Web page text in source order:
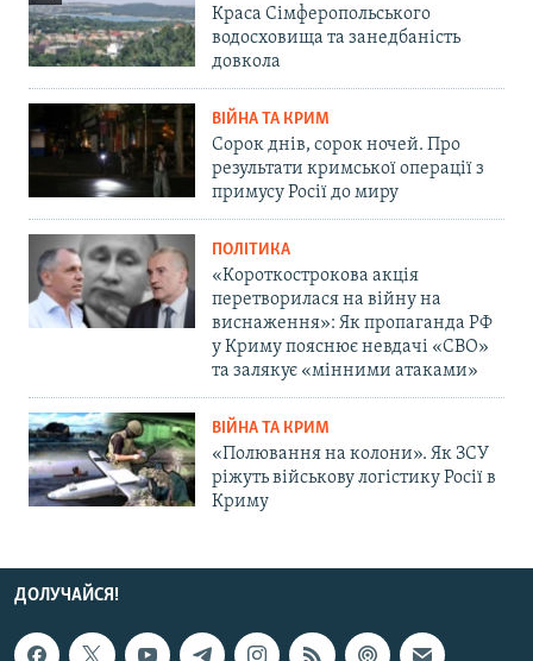
Краса Сімферопольського
водосховища та занедбаність
довкола
ВІЙНА ТА КРИМ
Сорок днів, сорок ночей. Про
результати кримської операції з
примусу Росії до миру
ПОЛІТИКА
«Короткострокова акція
перетворилася на війну на
виснаження»: Як пропаганда РФ
у Криму пояснює невдачі «СВО»
та залякує «мінними атаками»
ВІЙНА ТА КРИМ
«Полювання на колони». Як ЗСУ
ріжуть військову логістику Росії в
Криму
ДОЛУЧАЙСЯ!